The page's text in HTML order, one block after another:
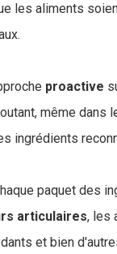
les aliments
proactive
même dans
ingrédients
paquet des
articulaires, les
et bien